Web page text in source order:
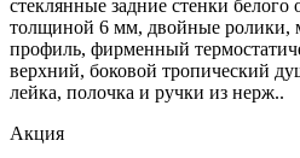
стеклянные задние стенки
толщиной 6 мм, двойные ролики,
профиль, фирменный
верхний, боковой тропический
лейка, полочка и ручки из нерж..
Акция